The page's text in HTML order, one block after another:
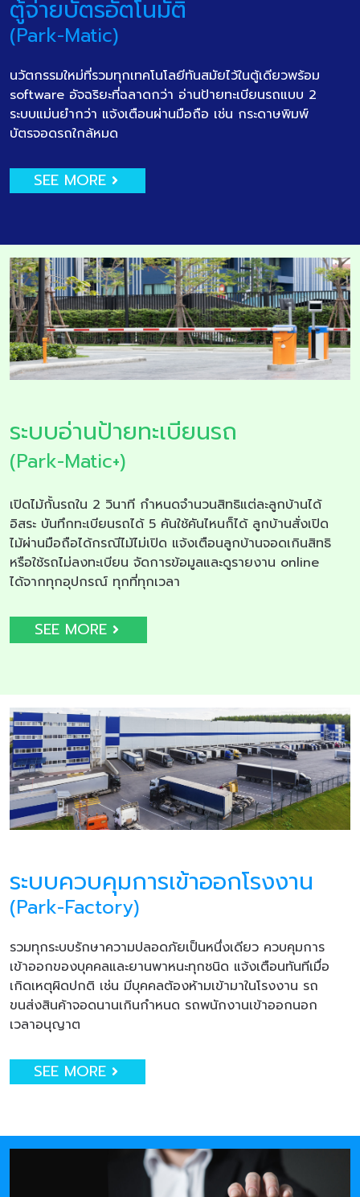
ตู้จ่ายบัตรอัตโนมัติ
(Park-Matic)
นวัตกรรมใหม่ที่รวมทุกเทคโนโลยีทันสมัยไว้ในตู้เดียวพร้อม
software อัจฉริยะที่ฉลาดกว่า อ่านป้ายทะเบียนรถแบบ 2
ระบบแม่นยำกว่า แจ้งเตือนผ่านมือถือ เช่น กระดาษพิมพ์
บัตรจอดรถใกล้หมด
SEE MORE
ระบบอ่านป้ายทะเบียนรถ
(Park-Matic+)
เปิดไม้กั้นรถใน 2 วินาที กำหนดจำนวนสิทธิแต่ละลูกบ้านได้
อิสระ บันทึกทะเบียนรถได้ 5 คันใช้คันไหนก็ได้ ลูกบ้านสั่งเปิด
ไม้ผ่านมือถือได้กรณีไม้ไม่เปิด แจ้งเตือนลูกบ้านจอดเกินสิทธิ
หรือใช้รถไม่ลงทะเบียน จัดการข้อมูลและดูรายงาน online
ได้จากทุกอุปกรณ์ ทุกที่ทุกเวลา
SEE MORE
ระบบควบคุมการเข้าออกโรงงาน
(Park-Factory)
รวมทุกระบบรักษาความปลอดภัยเป็นหนึ่งเดียว ควบคุมการ
เข้าออกของบุคคลและยานพาหนะทุกชนิด แจ้งเตือนทันทีเมื่อ
เกิดเหตุผิดปกติ เช่น มีบุคคลต้องห้ามเข้ามาในโรงงาน รถ
ขนส่งสินค้าจอดนานเกินกำหนด รถพนักงานเข้าออกนอก
เวลาอนุญาต
SEE MORE